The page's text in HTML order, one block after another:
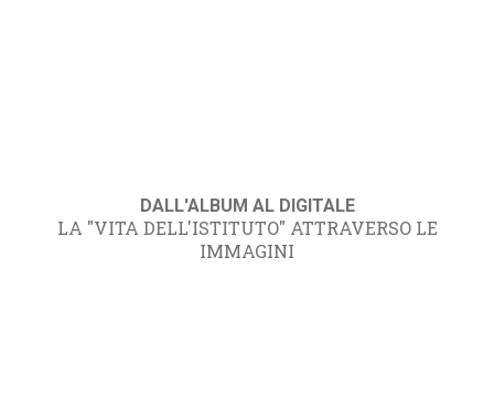
DALL'ALBUM AL DIGITALE
LA "VITA DELL'ISTITUTO" ATTRAVERSO LE
IMMAGINI